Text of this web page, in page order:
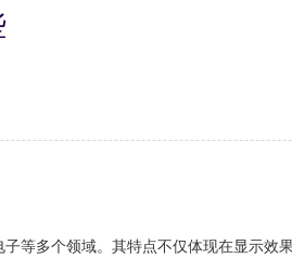
多个领域。其特点不仅体现在显示效